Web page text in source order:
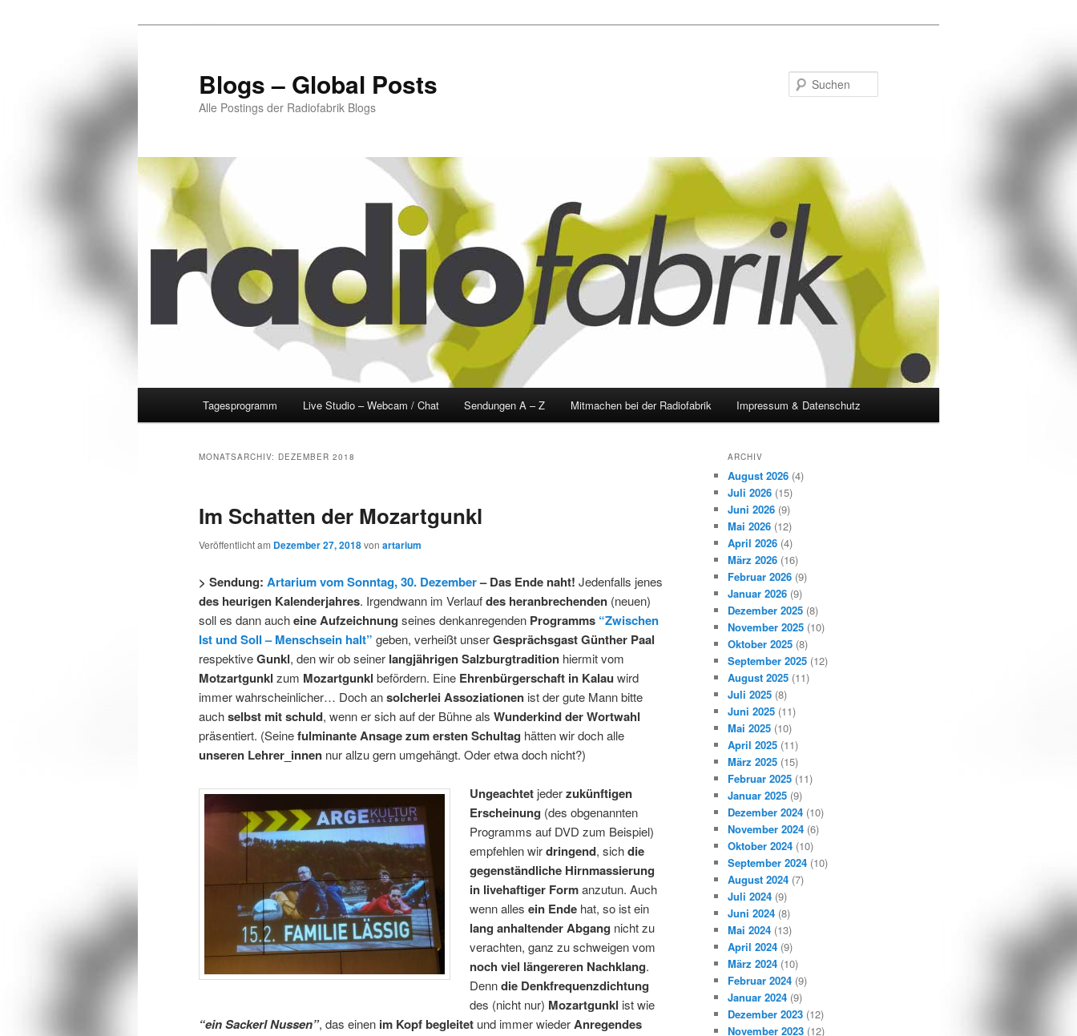
Blogs – Global Posts
Alle Postings der Radiofabrik Blogs
Tagesprogramm Live Studio – Webcam / Chat Sendungen A – Z Mitmachen bei der Radiofabrik Impressum & Datenschutz
MONATSARCHIV: DEZEMBER 2018
Im Schatten der Mozartgunkl
Veröffentlicht am Dezember 27, 2018von artarium
> Sendung: Artarium vom Sonntag, 30. Dezember– Das Ende naht! Jedenfalls jenes
des heurigen Kalenderjahres. Irgendwann im Verlaufdes heranbrechenden (neuen)
soll es dann aucheine Aufzeichnung seines denkanregenden Programms “Zwischen
Ist und Soll – Menschsein halt” geben, verheißt unserGesprächsgastGünther Paal
respektiveGunkl, den wir ob seiner langjährigen Salzburgtradition hiermit vom
Motzartgunkl zum Mozartgunkl befördern. Eine Ehrenbürgerschaft in Kalau wird
immer wahrscheinlicher… Doch ansolcherlei Assoziationen ist der gute Mann bitte
auchselbst mit schuld, wenn er sich auf der Bühne als Wunderkind der Wortwahl
präsentiert. (Seinefulminante Ansage zum ersten Schultag hätten wir doch alle
unseren Lehrer_innen nur allzu gern umgehängt. Oder etwa doch nicht?)
Ungeachtet jederzukünftigen
Erscheinung (des obgenannten
Programms auf DVD zum Beispiel)
empfehlen wirdringend, sichdie
gegenständliche Hirnmassierung
in livehaftiger Formanzutun. Auch
wenn allesein Ende hat, so ist ein
lang anhaltender Abgang nicht zu
verachten, ganz zu schweigen vom
noch viel längereren Nachklang.
Denndie Denkfrequenzdichtung
des (nicht nur) Mozartgunkl ist wie
“ein Sackerl Nussen”, das einen im Kopf begleitet und immer wiederAnregendes
ARCHIV
August 2026 (4)
Juli 2026 (15)
Juni 2026 (9)
Mai 2026 (12)
April 2026 (4)
März 2026 (16)
Februar 2026 (9)
Januar 2026 (9)
Dezember 2025 (8)
November 2025 (10)
Oktober 2025 (8)
September 2025 (12)
August 2025 (11)
Juli 2025 (8)
Juni 2025 (11)
Mai 2025 (10)
April 2025 (11)
März 2025 (15)
Februar 2025 (11)
Januar 2025 (9)
Dezember 2024 (10)
November 2024 (6)
Oktober 2024 (10)
September 2024 (10)
August 2024 (7)
Juli 2024 (9)
Juni 2024 (8)
Mai 2024 (13)
April 2024 (9)
März 2024 (10)
Februar 2024 (9)
Januar 2024 (9)
Dezember 2023 (12)
November 2023 (12)